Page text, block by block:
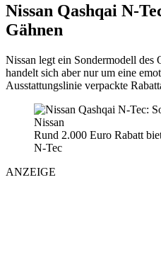
Nissan Qashqai N-
Gähnen
Nissan legt ein Sondermodell
handelt sich aber nur um eine
Ausstattungslinie verpackte
Nissan
Rund 2.000 Euro Rabatt
N-Tec
ANZEIGE